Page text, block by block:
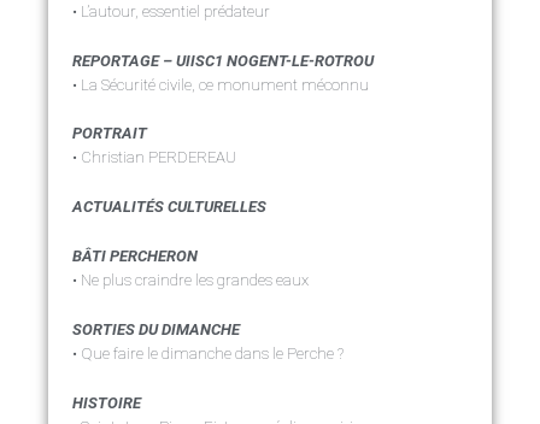
• L’autour, essentiel prédateur
REPORTAGE – UIISC1 NOGENT-LE-ROTROU
• La Sécurité civile, ce monument méconnu
PORTRAIT
• Christian PERDEREAU
ACTUALITÉS CULTURELLES
BÂTI PERCHERON
• Ne plus craindre les grandes eaux
SORTIES DU DIMANCHE
• Que faire le dimanche dans le Perche ?
HISTOIRE